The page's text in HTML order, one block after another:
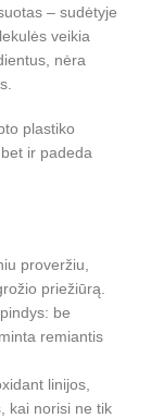
– sudėtyje
veikia
nėra
plastiko
ir padeda
proveržiu,
priežiūrą.
be
remiantis
linijos,
kai norisi ne tik